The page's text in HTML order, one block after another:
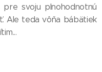
svoju plnohodnotnú
Ale teda vôňa bábätiek